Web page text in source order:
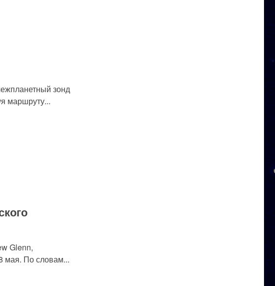
зонд
маршруту...
Glenn,
мая. По словам...